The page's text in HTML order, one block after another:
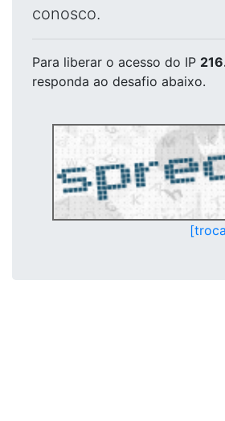
conosco.
Para liberar o acesso do IP
responda ao desafio abaixo.